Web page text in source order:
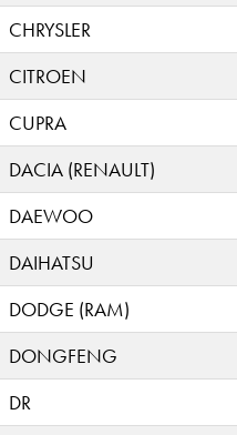
CHRYSLER
CITROEN
CUPRA
DACIA (RENAULT)
DAEWOO
DAIHATSU
DODGE (RAM)
DONGFENG
DR